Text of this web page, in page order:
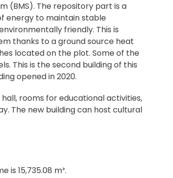
(BMS). The repository part is a
energy to maintain stable
friendly. This is
thanks to a ground source heat
located on the plot. Some of the
This is the second building of this
opened in 2020.
rooms for educational activities,
The new building can host cultural
is 15,735.08 m³.